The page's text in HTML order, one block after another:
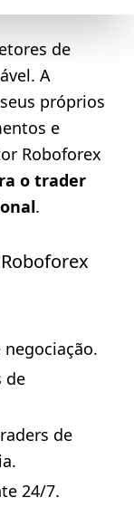
de
A
próprios
e
Roboforex
o trader
.
de
de
24/7.